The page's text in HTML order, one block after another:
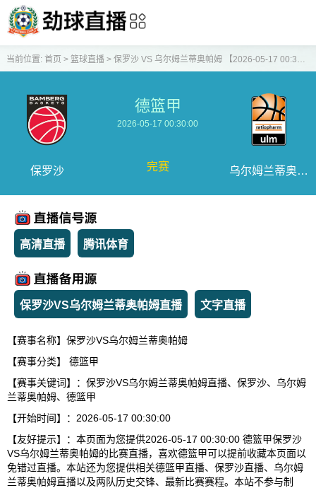
当前位置: 首页 > 篮球直播> 保罗沙 VS 乌尔姆兰蒂奥帕姆 【2026-05-17 00:30:00】
保罗沙
德篮甲
2026-05-17 00:30:00
完赛
乌尔姆兰蒂奥帕
高清直播 腾讯体育
保罗沙VS乌尔姆兰蒂奥帕姆直播 文字直播
【赛事名称】保罗沙VS乌尔姆兰蒂奥帕姆
【赛事分类】 德篮甲
【赛事关键词】：保罗沙VS乌尔姆兰蒂奥帕姆直播、保罗沙、乌尔姆
兰蒂奥帕姆、德篮甲
【开始时间】：2026-05-17 00:30:00
【友好提示】：本页面为您提供2026-05-17 00:30:00 德篮甲保罗沙
VS乌尔姆兰蒂奥帕姆的比赛直播，喜欢德篮甲可以提前收藏本页面以
免错过直播。本站还为您提供相关德篮甲直播、保罗沙直播、乌尔姆
兰蒂奥帕姆直播以及两队历史交锋、最新比赛赛程。本站不参与制